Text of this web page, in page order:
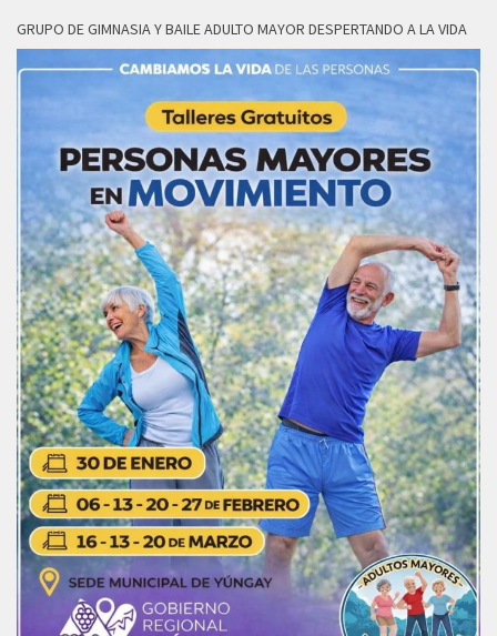
GRUPO DE GIMNASIA Y BAILE ADULTO MAYOR DESPERTANDO A LA VIDA